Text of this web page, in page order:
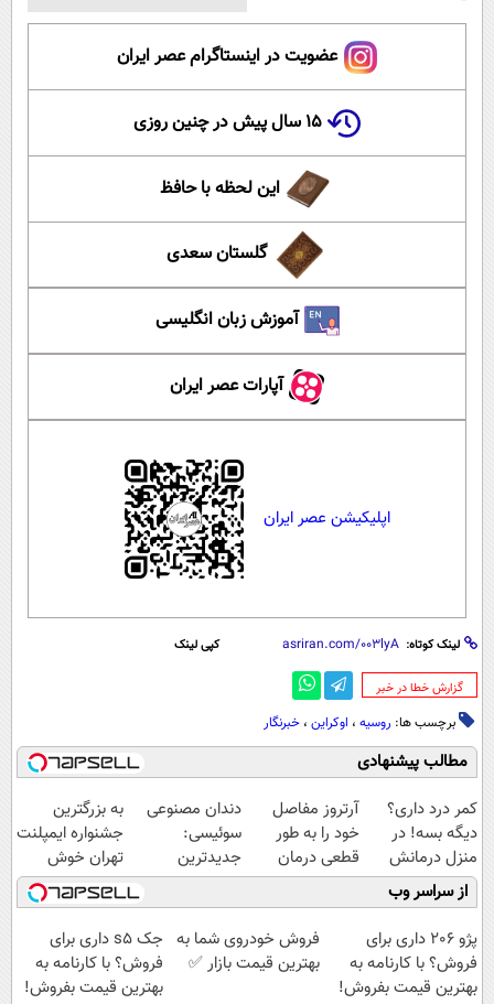
عضویت در اینستاگرام عصر ایران
۱۵ سال پیش در چنین روزی
این لحظه با حافظ
گلستان سعدی
آموزش زبان انگلیسی
آپارات عصر ایران
اپلیکیشن عصر ایران
لینک کوتاه: کپی لینک
‌گزارش خطا در خبر
برچسب ها: روسیه ، اوکراین ، خبرنگار
مطالب پیشنهادی
کمر درد داری؟
دیگه بسه! در
منزل درمانش
کن
(◀پرسش‌نامه)
آرتروز مفاصل
خود را به طور
قطعی درمان
کنید!
◗پرسش‌نامه◖
دندان مصنوعی
سوئیسی:
جدیدترین
فناوری اروپا،
سبک و مقاوم |
پرداخت قسطی
به بزرگترین
جشنواره ایمپلنت
تهران خوش
اومدید! | فقط
۲۵ میلیون !
از سراسر وب
پژو 206 داری برای
فروش؟ با کارنامه به
بهترین قیمت بفروش!
فروش خودروی شما به
بهترین قیمت بازار ✅
جک s5 داری برای
فروش؟ با کارنامه به
بهترین قیمت بفروش!